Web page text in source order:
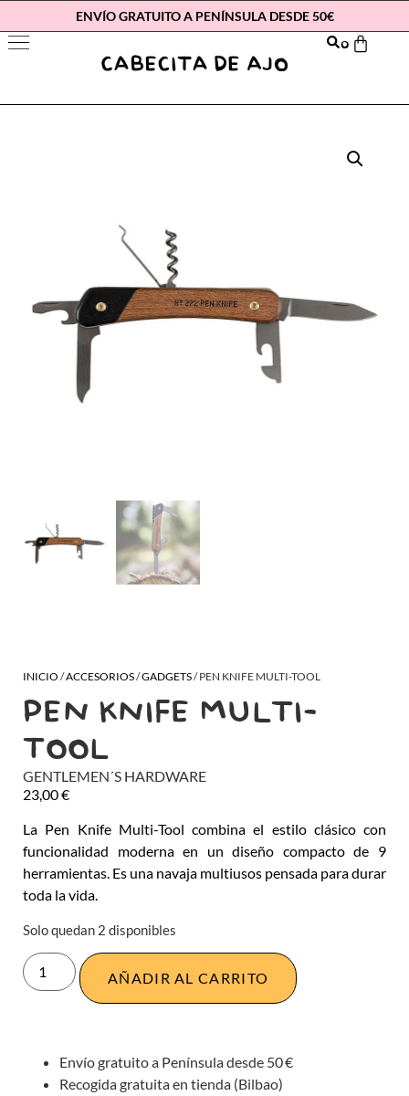
ENVÍO GRATUITO A PENÍNSULA DESDE 50€
0
INICIO /ACCESORIOS/GADGETS/ PEN KNIFE MULTI-TOOL
PEN KNIFE MULTI-
TOOL
GENTLEMEN´S HARDWARE
23,00€
La Pen Knife Multi-Tool combina el estilo clásico con
funcionalidad moderna en un diseño compacto de 9
herramientas. Es una navaja multiusos pensada para durar
toda la vida.
Solo quedan 2 disponibles
AÑADIR AL CARRITO
Envío gratuito a Península desde 50 €
Recogida gratuita en tienda (Bilbao)